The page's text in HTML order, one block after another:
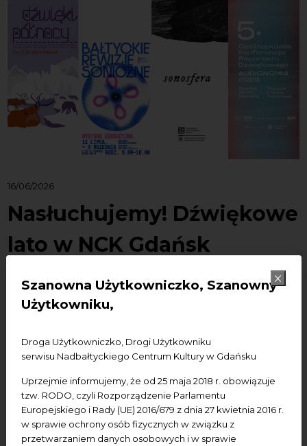
Szanowna Użytkowniczko, Szanowny
Użytkowniku,
Droga Użytkowniczko, Drogi Użytkowniku
serwisu Nadbałtyckiego Centrum Kultury w Gdańsku
Uprzejmie informujemy, że od 25 maja 2018 r. obowiązuje
tzw. RODO, czyli Rozporządzenie Parlamentu
Europejskiego i Rady (UE) 2016/679 z dnia 27 kwietnia 2016 r.
w sprawie ochrony osób fizycznych w związku z
przetwarzaniem danych osobowych i w sprawie
16/06/2026
Nasłuchujemy! Dźwiękowe
lato w NCK Gdańsk
Gdy myślimy o lecie nad Bałtykiem, przed oczami
stają nam zwykle: plaże, zachody słońca i
jednak, aby w nadchodzących miesiącach
uruchomić inny zmysł. Tego lata w NCK Gdańsk
zamieniamy się w słuch. Przed nami wyjątkowy,
interdyscyplinarny sezon, w którym to dźwięk – jego
ekologia, piękno, tradycja i społeczny wymiar –
znajdzie się w centrum uwagi.